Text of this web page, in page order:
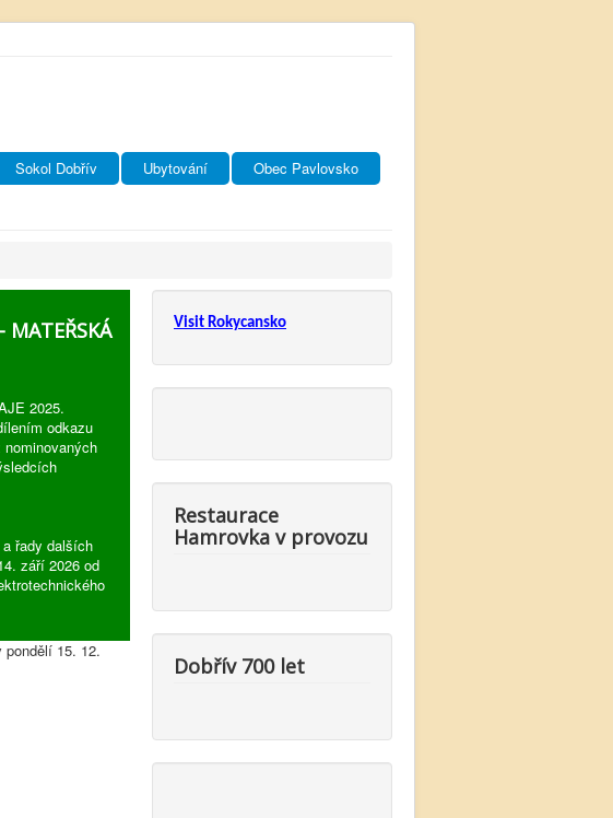
Sokol Dobřív Ubytování
Obec Pavlovsko
MATEŘSKÁ
2025.
odkazu
řady dalších
září 2026 od
pondělí 15. 12.
Visit Rokycansko
Restaurace
Hamrovka v provozu
Dobřív 700 let